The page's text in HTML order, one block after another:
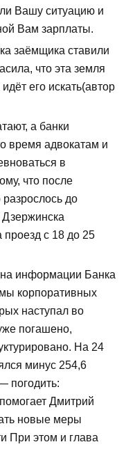
Вашу ситуацию и
Вам зарплаты.
заёмщика ставили
что эта земля
его искать(автор
а банки
время адвокатам и
в
что после
до
Дзержинска
с 18 до 25
информации Банка
корпоративных
наступал во
погашено,
На 24
минус 254,6
погодить:
Дмитрий
новые меры
При этом и глава